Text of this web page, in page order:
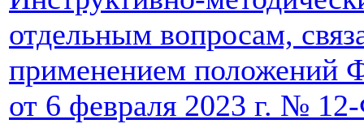
отдельным вопросам,
применением положений
от 6 февраля 2023 г. №